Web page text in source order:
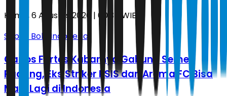
Kamis, 6 Agustus 2026 | 00.34 WIB
Sepak Bola Indonesia
Carlos Fortes Kabarnya Gabung Semen
Padang, Eks Striker PSIS dan Arema FC Bisa
Main Lagi di Indonesia